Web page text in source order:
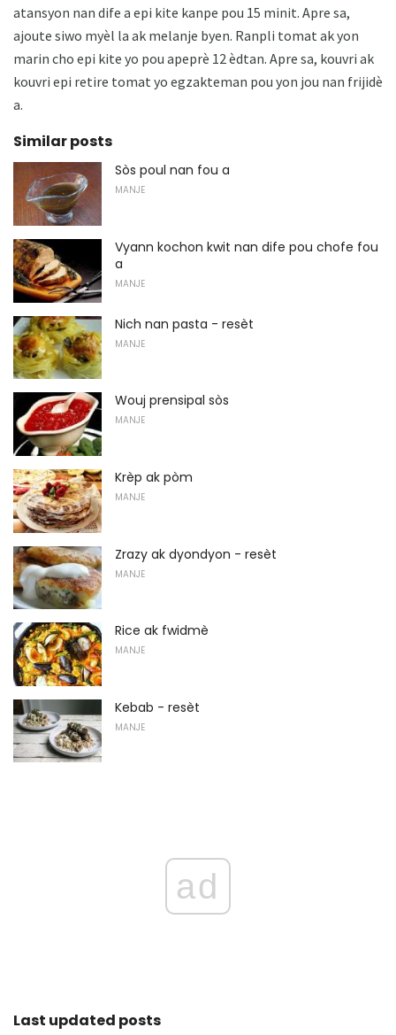
atansyon nan dife a epi kite kanpe pou 15 minit. Apre sa,
ajoute siwo myèl la ak melanje byen. Ranpli tomat ak yon
marin cho epi kite yo pou apeprè 12 èdtan. Apre sa, kouvri ak
kouvri epi retire tomat yo egzakteman pou yon jou nan frijidè
a.
Similar posts
Sòs poul nan fou a
MANJE
Vyann kochon kwit nan dife pou chofe fou
a
MANJE
Nich nan pasta - resèt
MANJE
Wouj prensipal sòs
MANJE
Krèp ak pòm
MANJE
Zrazy ak dyondyon - resèt
MANJE
Rice ak fwidmè
MANJE
Kebab - resèt
MANJE
ad
Last updated posts